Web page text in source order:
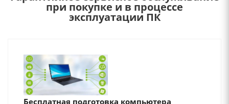
при покупке и в процессе
эксплуатации ПК
Бесплатная подготовка компьютера